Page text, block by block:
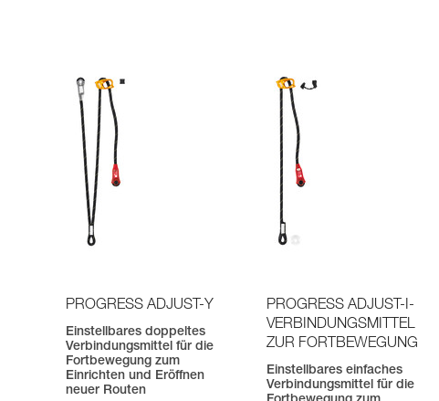
PROGRESS ADJUST-Y
Einstellbares doppeltes
Verbindungsmittel für die
Fortbewegung zum
Einrichten und Eröffnen
neuer Routen
PROGRESS ADJUST-I-
VERBINDUNGSMITTEL
ZUR FORTBEWEGUNG
Einstellbares einfaches
Verbindungsmittel für die